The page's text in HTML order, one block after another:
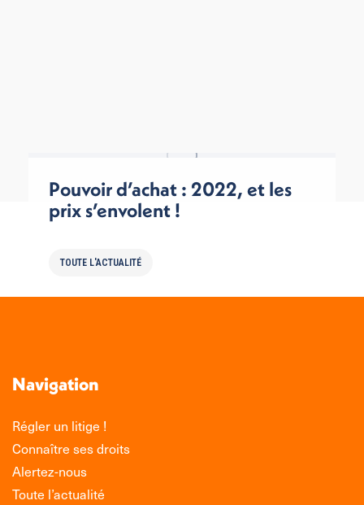
Pouvoir d’achat : 2022, et les
prix s’envolent !
TOUTE L'ACTUALITÉ
Navigation
Régler un litige !
Connaître ses droits
Alertez-nous
Toute l’actualité